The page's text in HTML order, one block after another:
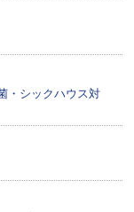
・シックハウス対